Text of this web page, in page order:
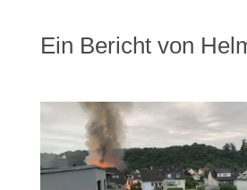
Ein Bericht von